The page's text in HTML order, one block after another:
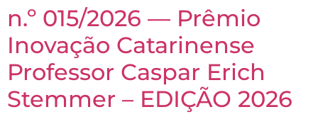
n.º 015/2026 — Prêmio
Inovação Catarinense
Professor Caspar Erich
Stemmer – EDIÇÃO 2026